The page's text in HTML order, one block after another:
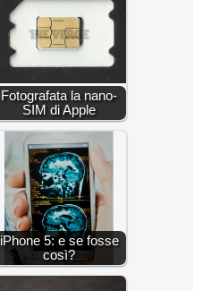
Fotografata la nano-
SIM di Apple
iPhone 5: e se fosse
così?